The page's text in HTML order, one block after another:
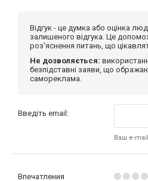
Відгук - це думка або оцінка
залишеного відгука. Це
роз'яснення питань, що
Не дозволяється:
безпідставні заяви, що
самореклама.
Введіть email:
Ваш e-
Впечатления